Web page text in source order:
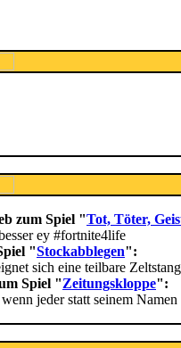
zum Spiel "Tot, Töter,
ey #fortnite4life
"Stockabblegen":
sich eine teilbare
Spiel "Zeitungskloppe":
jeder statt seinem